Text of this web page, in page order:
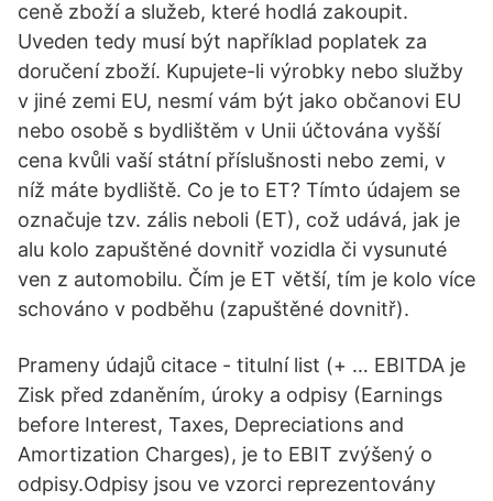
ceně zboží a služeb, které hodlá zakoupit.
Uveden tedy musí být například poplatek za
doručení zboží. Kupujete-li výrobky nebo služby
v jiné zemi EU, nesmí vám být jako občanovi EU
nebo osobě s bydlištěm v Unii účtována vyšší
cena kvůli vaší státní příslušnosti nebo zemi, v
níž máte bydliště. Co je to ET? Tímto údajem se
označuje tzv. zális neboli (ET), což udává, jak je
alu kolo zapuštěné dovnitř vozidla či vysunuté
ven z automobilu. Čím je ET větší, tím je kolo více
schováno v podběhu (zapuštěné dovnitř).
Prameny údajů citace - titulní list (+ … EBITDA je
Zisk před zdaněním, úroky a odpisy (Earnings
before Interest, Taxes, Depreciations and
Amortization Charges), je to EBIT zvýšený o
odpisy.Odpisy jsou ve vzorci reprezentovány